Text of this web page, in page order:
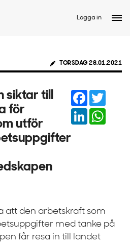
Logga in
TORSDAG 28.01.2021
siktar till
för
utför
Facebook
LinkedIn
att den arbetskraft som
med tanke på
får resa in till landet